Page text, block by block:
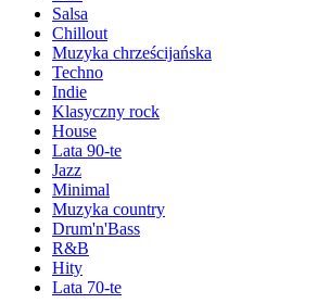
Salsa
Chillout
Muzyka chrześcijańska
Techno
Indie
Klasyczny rock
House
Lata 90-te
Jazz
Minimal
Muzyka country
Drum'n'Bass
R&B
Hity
Lata 70-te